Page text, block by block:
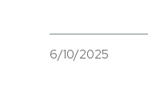
6/10/2025